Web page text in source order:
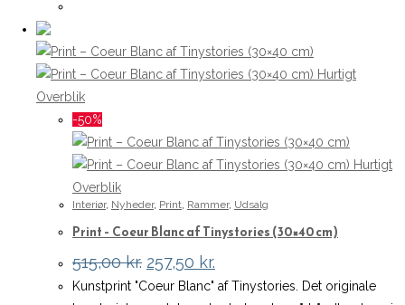
Hurtigt
Overblik
-50%
Hurtigt
Overblik
Interiør, Nyheder, Print, Rammer, Udsalg
Print – Coeur Blanc af Tinystories (30×40 cm)
515,00kr. Den
oprindelige
pris
257,50 kr.
aktuelle
pris
Kunstprint "Coeur Blanc" af Tinystories. Det originale